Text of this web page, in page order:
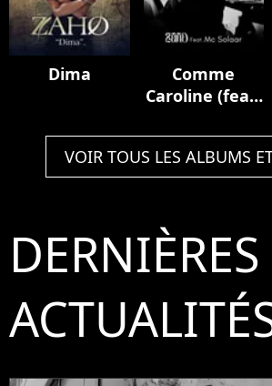
Dima
Comme
Caroline (feat.
VOIR TOUS LES ALBUMS
DERNIÈRES